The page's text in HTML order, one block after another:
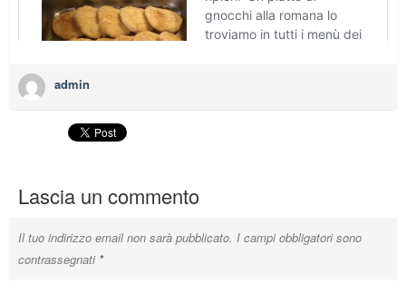
admin
Lascia un commento
Il tuo indirizzo email non sarà pubblicato. I campi obbligatori sono
contrassegnati *